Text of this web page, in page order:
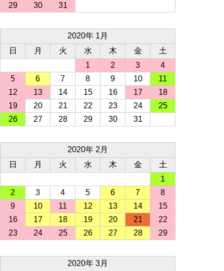
29
30 31
2020年 1月
日
月 火 水 木 金
土
1
2 3
4
5
6 7 8 9 10
11
12
13 14 15 16 17
18
19
20 21 22 23 24
25
26
27 28 29 30 31
2020年 2月
日
月 火 水 木 金
土
1
2
3 4 5 6 7
8
9
10 11 12 13 14
15
16
17 18 19 20 21
22
23
24 25 26 27 28 29
2020年 3月